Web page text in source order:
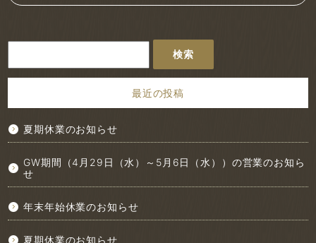
最近の投稿
夏期休業のお知らせ
GW期間（4月29日（水）～5月6日（水））の営業のお知ら
せ
年末年始休業のお知らせ
夏期休業のお知らせ